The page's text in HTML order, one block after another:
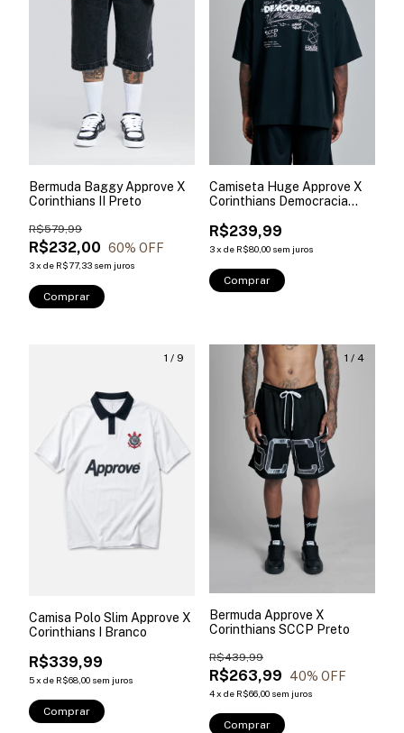
Bermuda Baggy Approve X
Corinthians II Preto
R$232,00
R$579,99
60% OFF
3x de R$77,33 sem juros
Comprar
Camiseta Huge Approve X
Corinthians Democracia
R$239,99
3x de R$80,00 sem juros
Comprar
1 / 9
Camisa Polo Slim Approve X
Corinthians I Branco
R$339,99
5x de R$68,00 sem juros
Comprar
1 / 4
Bermuda Approve X
Corinthians SCCP Preto
R$263,99
R$439,99
40% OFF
4x de R$66,00 sem juros
Comprar